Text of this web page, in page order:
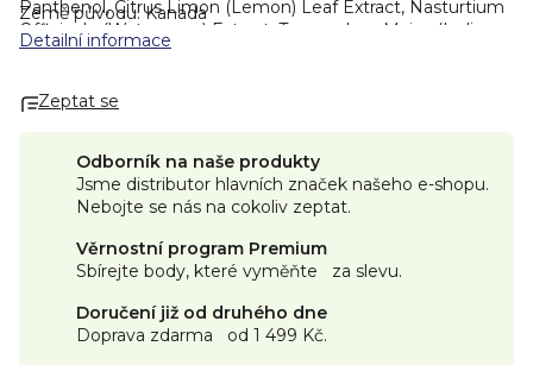
Panthenol, Citrus Limon (Lemon) Leaf Extract, Nasturtium
Officinale (Watercress) Extract, Tropaeolum Majus (Indian
Cress) Extract, Camellia Sinensis (Tea) Leaf Extract,
Acetate*, Cis-3-Hexenyl Salicylate*, Dimethyl Heptenal*,
požadavku certifikace EWG jsou ve výčtu složek
hvězdičkou označené všechny složky, které jsou součástí
Naše produkty se neustále vyvíjejí, proto se může v
seznam složek najdete vždy na obalu produktu.
Země původu: Kanada
Detailní informace
Zeptat se
Odborník na naše produkty
Jsme distributor hlavních značek našeho e-shopu.
Nebojte se nás na cokoliv zeptat.
Věrnostní program Premium
Sbírejte body, které vyměňte za slevu.
Doručení již od druhého dne
Doprava zdarma od 1 499 Kč.